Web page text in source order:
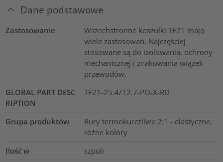
Dane podstawowe
Zastosowanie
Wszechstronne koszulki TF21 mają
wiele zastosowań. Najczęściej
stosowane są do izolowania, ochrony
mechanicznej i znakowania wiązek
przewodów.
GLOBAL PART DESC
RIPTION
TF21-25.4/12.7-PO-X-RD
Grupa produktów
Rury termokurczliwe 2:1 - elastyczne,
różne kolory
Ilość w
szpuli